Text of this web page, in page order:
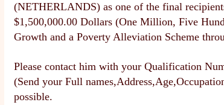
(NETHERLANDS) as one of the final
$1,500,000.00 Dollars (One Million, Five
Growth and a Poverty Alleviation Scheme
Please contact him with your Qualification
(Send your Full
possible.